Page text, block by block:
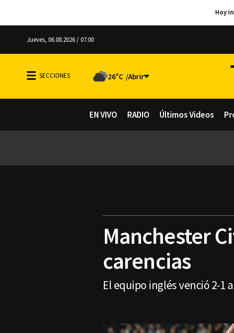
Jueves, 06.08.2026 / 07:00
26°C
EN VIVO RADIO Últimos Videos
Manchester
carencias
El equipo inglés venció 2-1